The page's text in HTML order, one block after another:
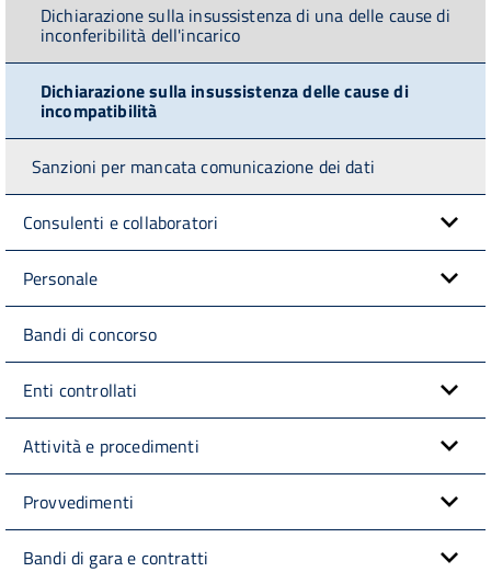
Dichiarazione sulla insussistenza di una delle cause di
inconferibilità dell'incarico
Dichiarazione sulla insussistenza delle cause di
incompatibilità
Sanzioni per mancata comunicazione dei dati
Consulenti e collaboratori
Personale
Bandi di concorso
Enti controllati
Attività e procedimenti
Provvedimenti
Bandi di gara e contratti